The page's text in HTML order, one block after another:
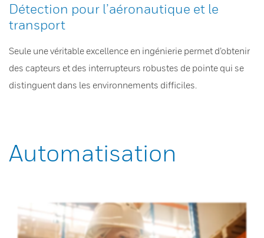
Détection pour l’aéronautique et le
transport
Seule une véritable excellence en ingénierie permet d’obtenir
des capteurs et des interrupteurs robustes de pointe qui se
distinguent dans les environnements difficiles.
Automatisation